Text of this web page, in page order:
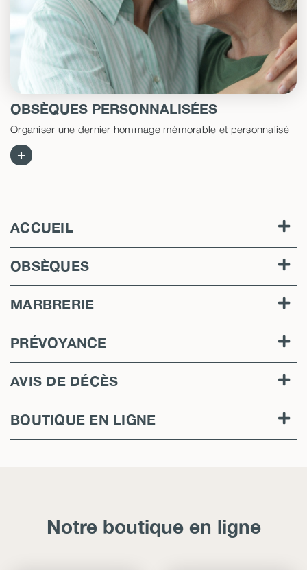
OBSÈQUES PERSONNALISÉES
Organiser une dernier hommage mémorable et personnalisé
+
ACCUEIL
OBSÈQUES
MARBRERIE
PRÉVOYANCE
AVIS DE DÉCÈS
BOUTIQUE EN LIGNE
Notre boutique en ligne